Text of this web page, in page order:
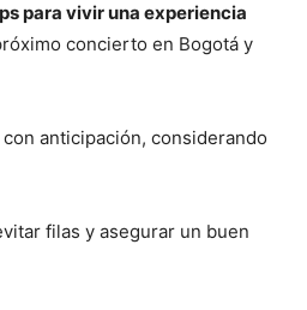
para vivir una experiencia
concierto en Bogotá y
anticipación, considerando
filas y asegurar un buen